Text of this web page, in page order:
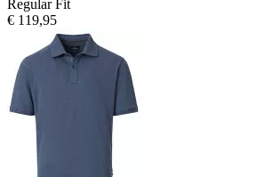
Regular Fit
€ 119,95